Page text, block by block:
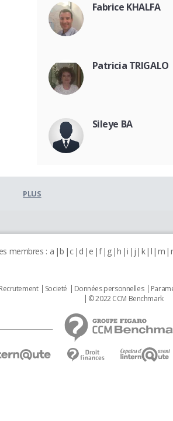
Fabrice KHALFA
Patricia TRIGALO
Sileye BA
PLUS
membres : a b c d e f g h i j k l m
Recrutement Societé Données personnelles
© 2022 CCM Benchmark